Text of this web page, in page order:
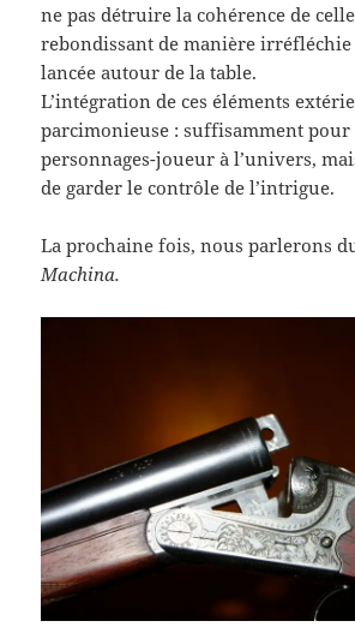
ne pas détruire la cohérence de
rebondissant de manière
lancée autour de la table.
L’intégration de ces éléments
parcimonieuse : suffisamment
personnages-joueur à l’univers,
de garder le contrôle de l’intrigue.
La prochaine fois, nous parlerons
Machina.